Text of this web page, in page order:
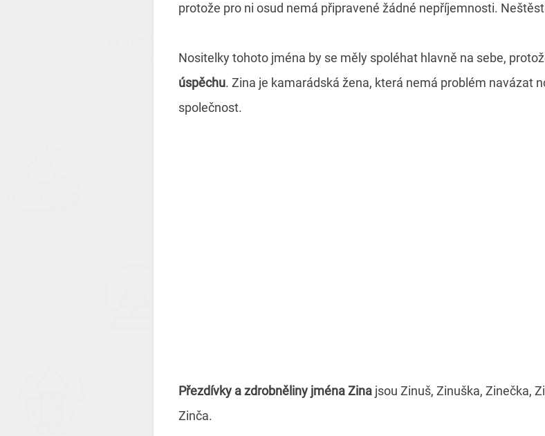
protože pro ni osud nemá připravené žádné nepříjemnosti.
Nositelky tohoto jména by se měly spoléhat hlavně na sebe,
úspěchu. Zina je kamarádská žena, která nemá problém navázat
společnost.
Přezdívky a zdrobněliny jména Zina jsou Zinuš, Zinuška, Zinečka,
Zinča.